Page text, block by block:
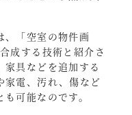
、「空室の物件画
成する技術と紹介さ
具などを追加する
家電、汚れ、傷など
可能なのです。